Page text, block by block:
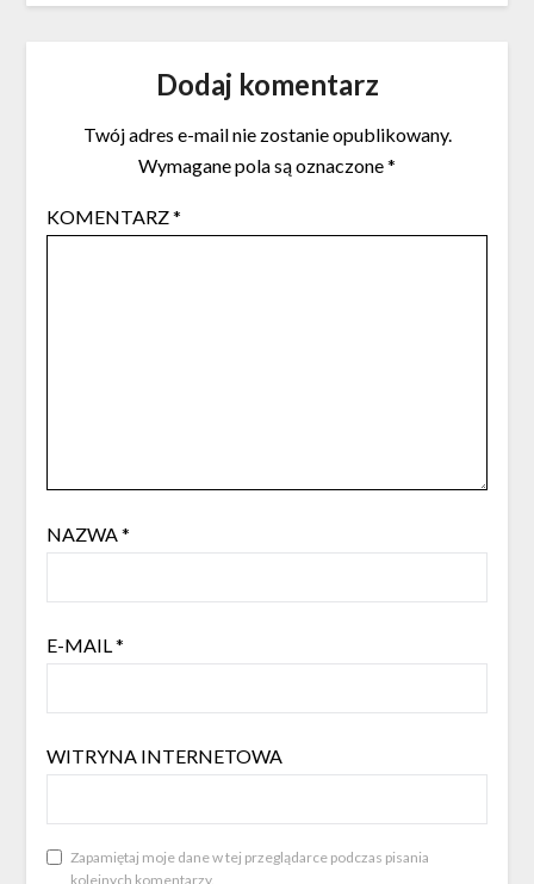
Dodaj komentarz
Twój adres e-mail nie zostanie opublikowany.
Wymagane pola są oznaczone*
KOMENTARZ*
NAZWA*
E-MAIL*
WITRYNA INTERNETOWA
Zapamiętaj moje dane w tej przeglądarce podczas pisania
kolejnych komentarzy.